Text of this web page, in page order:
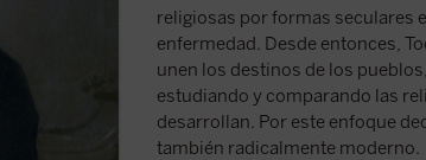
religiosas por formas seculares
enfermedad. Desde entonces,
unen los destinos de los
estudiando y comparando las
desarrollan. Por este enfoque
también radicalmente moderno.